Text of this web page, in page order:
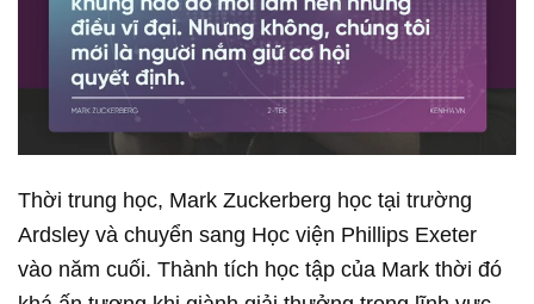
Thời trung học, Mark Zuckerberg học tại trường
Ardsley và chuyển sang Học viện Phillips Exeter
vào năm cuối. Thành tích học tập của Mark thời đó